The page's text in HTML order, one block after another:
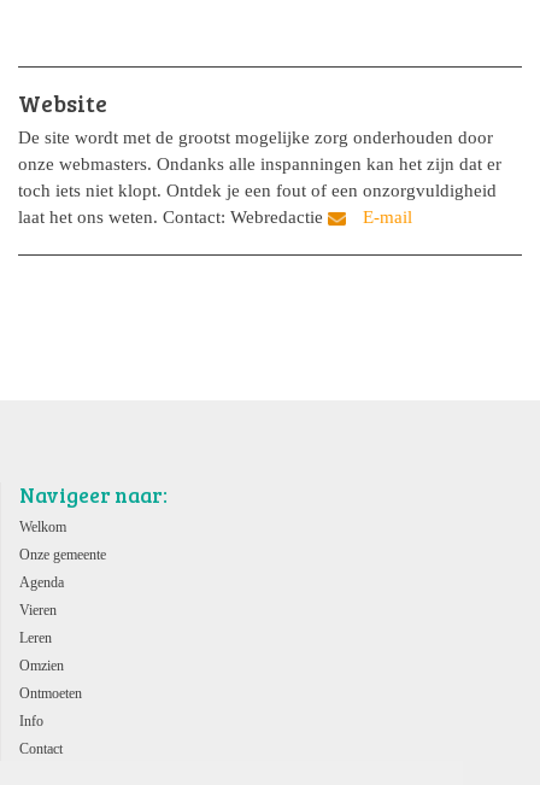
Website
De site wordt met de grootst mogelijke zorg onderhouden door
onze webmasters. Ondanks alle inspanningen kan het zijn dat er
toch iets niet klopt. Ontdek je een fout of een onzorgvuldigheid
laat het ons weten. Contact: Webredactie
Navigeer naar:
Welkom
Onze gemeente
Agenda
Vieren
Leren
Omzien
Ontmoeten
Info
Contact